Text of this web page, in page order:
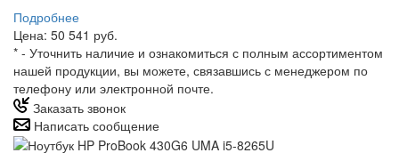
Подробнее
Цена: 50 541 руб.
* - Уточнить наличие и ознакомиться с полным ассортиментом
нашей продукции, вы можете, связавшись с менеджером по
телефону или электронной почте.
Заказать звонок
Написать сообщение